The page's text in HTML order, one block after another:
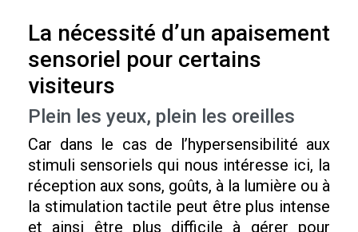
La nécessité d’un apaisement
sensoriel pour certains
visiteurs
Plein les yeux, plein les oreilles
Car dans le cas de l’hypersensibilité aux
stimuli sensoriels qui nous intéresse ici, la
réception aux sons, goûts, à la lumière ou à
la stimulation tactile peut être plus intense
et ainsi être plus difficile à gérer pour